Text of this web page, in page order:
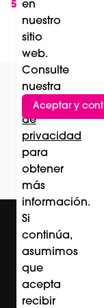
5 nueva
sofocos
en
nuestro
sitio
web.
Consulte
nuestra
Política
de
privacidad
para
obtener
más
información.
Si
continúa,
asumimos
que
acepta
recibir
Aceptar y